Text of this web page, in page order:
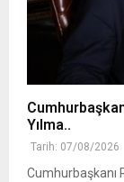
Yılma..
Tarih: 07/08/2026
Cumhurbaşkanı